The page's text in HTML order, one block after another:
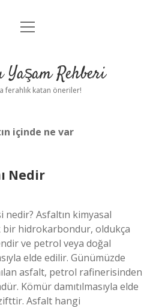
Anasayfa
Yasal Uyarı
menüyü
Rehberi
ferahlık katan öneriler!
içinde ne var
Nedir
nedir? Asfaltın kimyasal
bir hidrokarbondur, oldukça
ve petrol veya doğal
elde edilir. Günümüzde
asfalt, petrol rafinerisinden
Kömür damıtılmasıyla elde
Asfalt hangi